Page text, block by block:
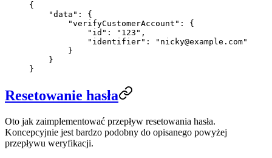
{
    "data"
: {
        "verifyCustomerAccount"
: {
            "id"
: "123" ,
            "identifier"
: " nicky@example.com"
        }
    }
}
Resetowanie hasła
Oto jak zaimplementować przepływ resetowania hasła.
Koncepcyjnie jest bardzo podobny do opisanego powyżej
przepływu weryfikacji.